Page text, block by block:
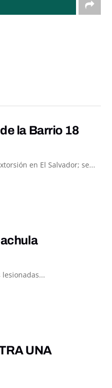
la Barrio 18
en El Salvador; se...
UNA